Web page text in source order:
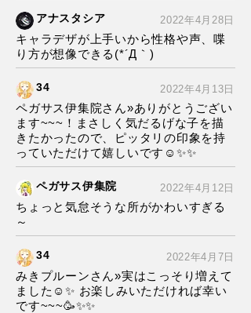
アナスタシア 2022年4月28日
キャラデザが上手いから性格や声、喋
り方が想像できる(*´Д｀)
34 2022年4月13日
ペガサス伊集院さん»ありがとうござい
ます~~~！まさしく気だるげな子を描
きたかったので、ピッタリの印象を持
っていただけて嬉しいです☺️✨✨
ペガサス伊集院 2022年4月12日
ちょっと気怠そうな所がかわいすぎる
～
34 2022年4月7日
みきプルーンさん»実はこっそり増えて
ました☺️✨ お楽しみいただければ幸い
です~~~🥳✨✨